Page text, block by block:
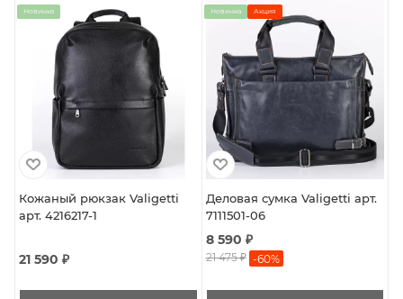
Новинка
Кожаный рюкзак Valigetti
арт. 4216217-1
21 590 ₽
Новинка Акция
Деловая сумка Valigetti арт.
7111501-06
8 590 ₽
21 475 ₽ -60%